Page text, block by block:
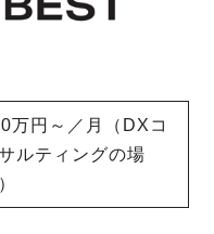
万円～／月（DXコ
ルティングの場